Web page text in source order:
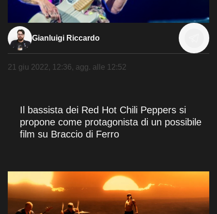
Gianluigi Riccardo
21 giu 2022, 12:36, agg. alle 12:52
Il bassista dei Red Hot Chili Peppers si
propone come protagonista di un possibile
film su Braccio di Ferro